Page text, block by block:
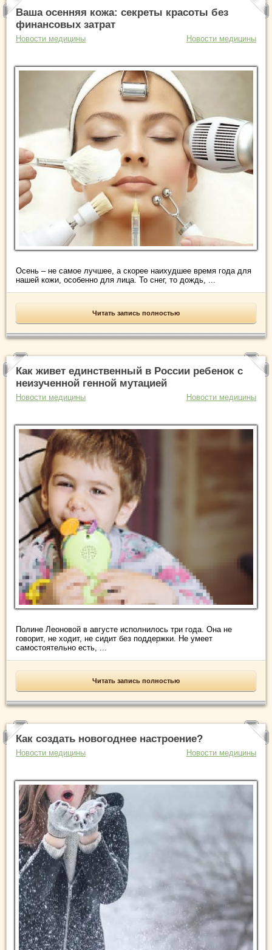
Ваша осенняя кожа: секреты красоты без
финансовых затрат
Новости медицины Новости медицины
Осень – не самое лучшее, а скорее наихудшее время года для
нашей кожи, особенно для лица. То снег, то дождь, ...
Читать запись полностью
Как живет единственный в России ребенок с
неизученной генной мутацией
Новости медицины Новости медицины
Полине Леоновой в августе исполнилось три года. Она не
говорит, не ходит, не сидит без поддержки. Не умеет
самостоятельно есть, ...
Читать запись полностью
Как создать новогоднее настроение?
Новости медицины Новости медицины